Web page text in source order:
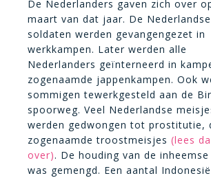
De Nederlanders gaven zich over
maart van dat jaar. De Nederlandse
soldaten werden gevangengezet in
werkkampen. Later werden alle
Nederlanders geïnterneerd in
zogenaamde jappenkampen. Ook
sommigen tewerkgesteld aan de
spoorweg. Veel Nederlandse
werden gedwongen tot prostitutie,
zogenaamde troostmeisjes (lees
over). De houding van de
was gemengd. Een aantal